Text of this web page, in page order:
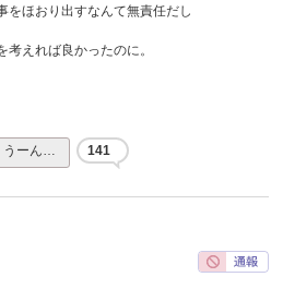
をほおり出すなんて無責任だし
えれば良かったのに。
うーん… 141